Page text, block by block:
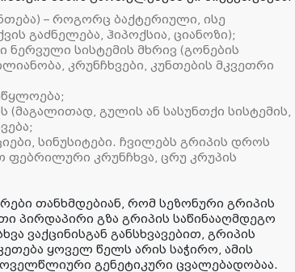
– როგორც ბაქტერიული, ისე
გაძნელება, ჰიპოქსია, ციანოზი);
სისტემის მხრივ (გონების
კრუნჩხვები, კუნთების მკვეთრი
(მაგალითად, გულის ან სასუნთქი სისტემის,
სინუსიტები. ჩვილებს გრიპის დროს
ფებრილური კრუნჩხვა, ცრუ კრუპის
თანხმდებიან, რომ სეზონური გრიპის
პირდაპირი გზა გრიპის საწინააღმდეგო
ვაქცინისგან განსხვავებით, გრიპის
ყოველ წელს არის საჭირო, ამის
გენეტიკური ცვალებადობაა.